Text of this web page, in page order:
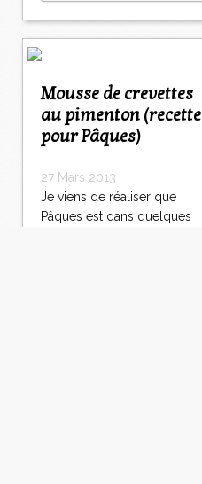
Mousse de crevettes
au pimenton (recette
pour Pâques)
27 Mars 2013
Je viens de réaliser que
Pâques est dans quelques